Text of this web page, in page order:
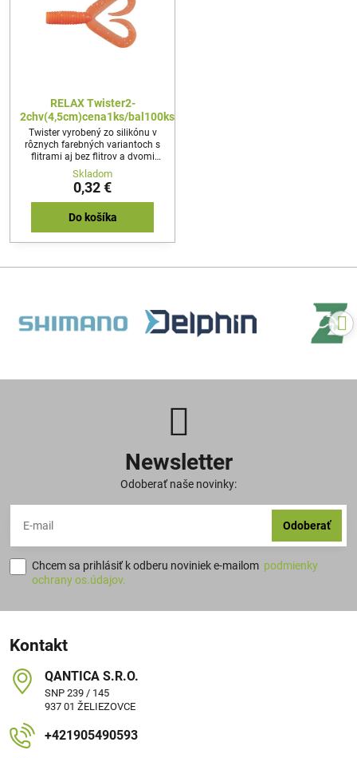
RELAX Twister2-
2chv(4,5cm)cena1ks/bal100ks
Twister vyrobený zo silikónu v
rôznych farebných variantoch s
flitrami aj bez flitrov a dvomi
dlhými chvostíkmi. Aj pri
pomalom vláčení sa chvostíky
vlnia a dráždia rybu. Je vhodný
na ľahkú prívlač na menšie
dravce – pstruh, ostriež, jalec a
Skladom
0,32 €
Do košíka
Newsletter
Odoberať naše novinky:
Odoberať
Chcem sa prihlásiť k odberu noviniek e-mailom podmienky
ochrany os.údajov.
Kontakt
QANTICA S​.R​.O​.
SNP 239 / 145
937 01 ŽELIEZOVCE
+421905490593